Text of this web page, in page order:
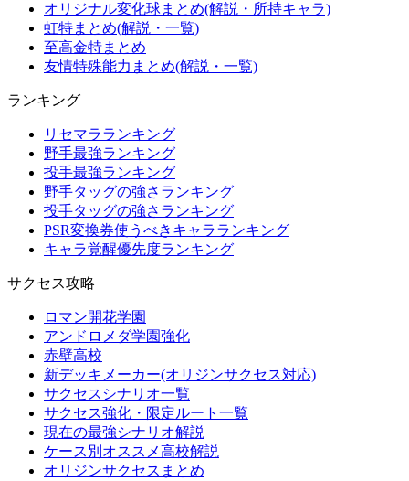
オリジナル変化球まとめ(解説・所持キャラ)
虹特まとめ(解説・一覧)
至高金特まとめ
友情特殊能力まとめ(解説・一覧)
ランキング
リセマラランキング
野手最強ランキング
投手最強ランキング
野手タッグの強さランキング
投手タッグの強さランキング
PSR変換券使うべきキャラランキング
キャラ覚醒優先度ランキング
サクセス攻略
ロマン開花学園
アンドロメダ学園強化
赤壁高校
新デッキメーカー(オリジンサクセス対応)
サクセスシナリオ一覧
サクセス強化・限定ルート一覧
現在の最強シナリオ解説
ケース別オススメ高校解説
オリジンサクセスまとめ